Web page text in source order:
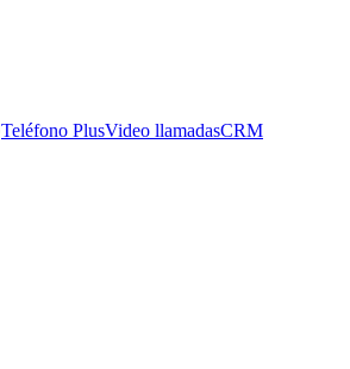
Teléfono PlusVideo llamadasCRM